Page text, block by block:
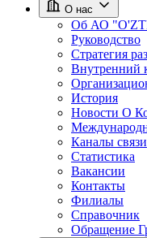
О нас
Об АО
Руководство
Стратегия
Внутренний
История
Новости О
Каналы связи
Статистика
Вакансии
Контакты
Филиалы
Справочник
Обращение